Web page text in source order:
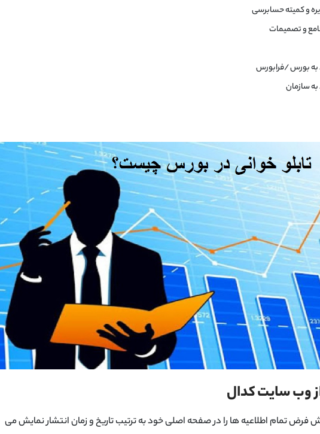
و کمیته حسابرسی
و تصمیمات
بورس /فرابورس
سازمان
وب سایت کدال
فرض تمام اطلاعیه ها را در صفحه اصلی خود به ترتیب تاریخ و زمان انتشار نمایش می